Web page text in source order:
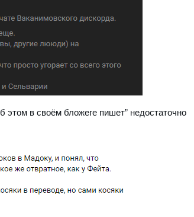
этом в своём бложеге пишет” недостаточно